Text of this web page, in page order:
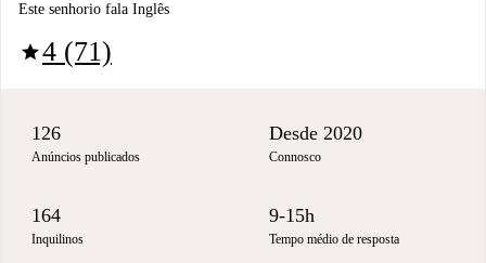
Este senhorio fala Inglês
star4 (71)
126
Anúncios publicados
Desde 2020
Connosco
164
Inquilinos
9-15h
Tempo médio de resposta